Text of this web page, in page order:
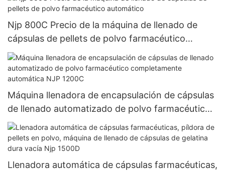
Njp 800C Precio de la máquina de llenado de
cápsulas de pellets de polvo farmacéutico
automático
Máquina llenadora de encapsulación de cápsulas
de llenado automatizado de polvo farmacéutico
completamente automática NJP 1200C
Llenadora automática de cápsulas farmacéuticas,